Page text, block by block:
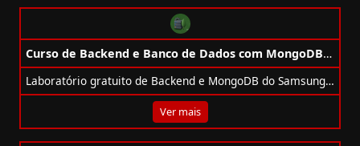
Curso de Backend e Banco de Dados com MongoDB Gratuito
Laboratório gratuito de Backend e MongoDB do Samsung Ocean: aula presencial em Manaus, dia 27/11, com 4h e certificado.
Ver mais